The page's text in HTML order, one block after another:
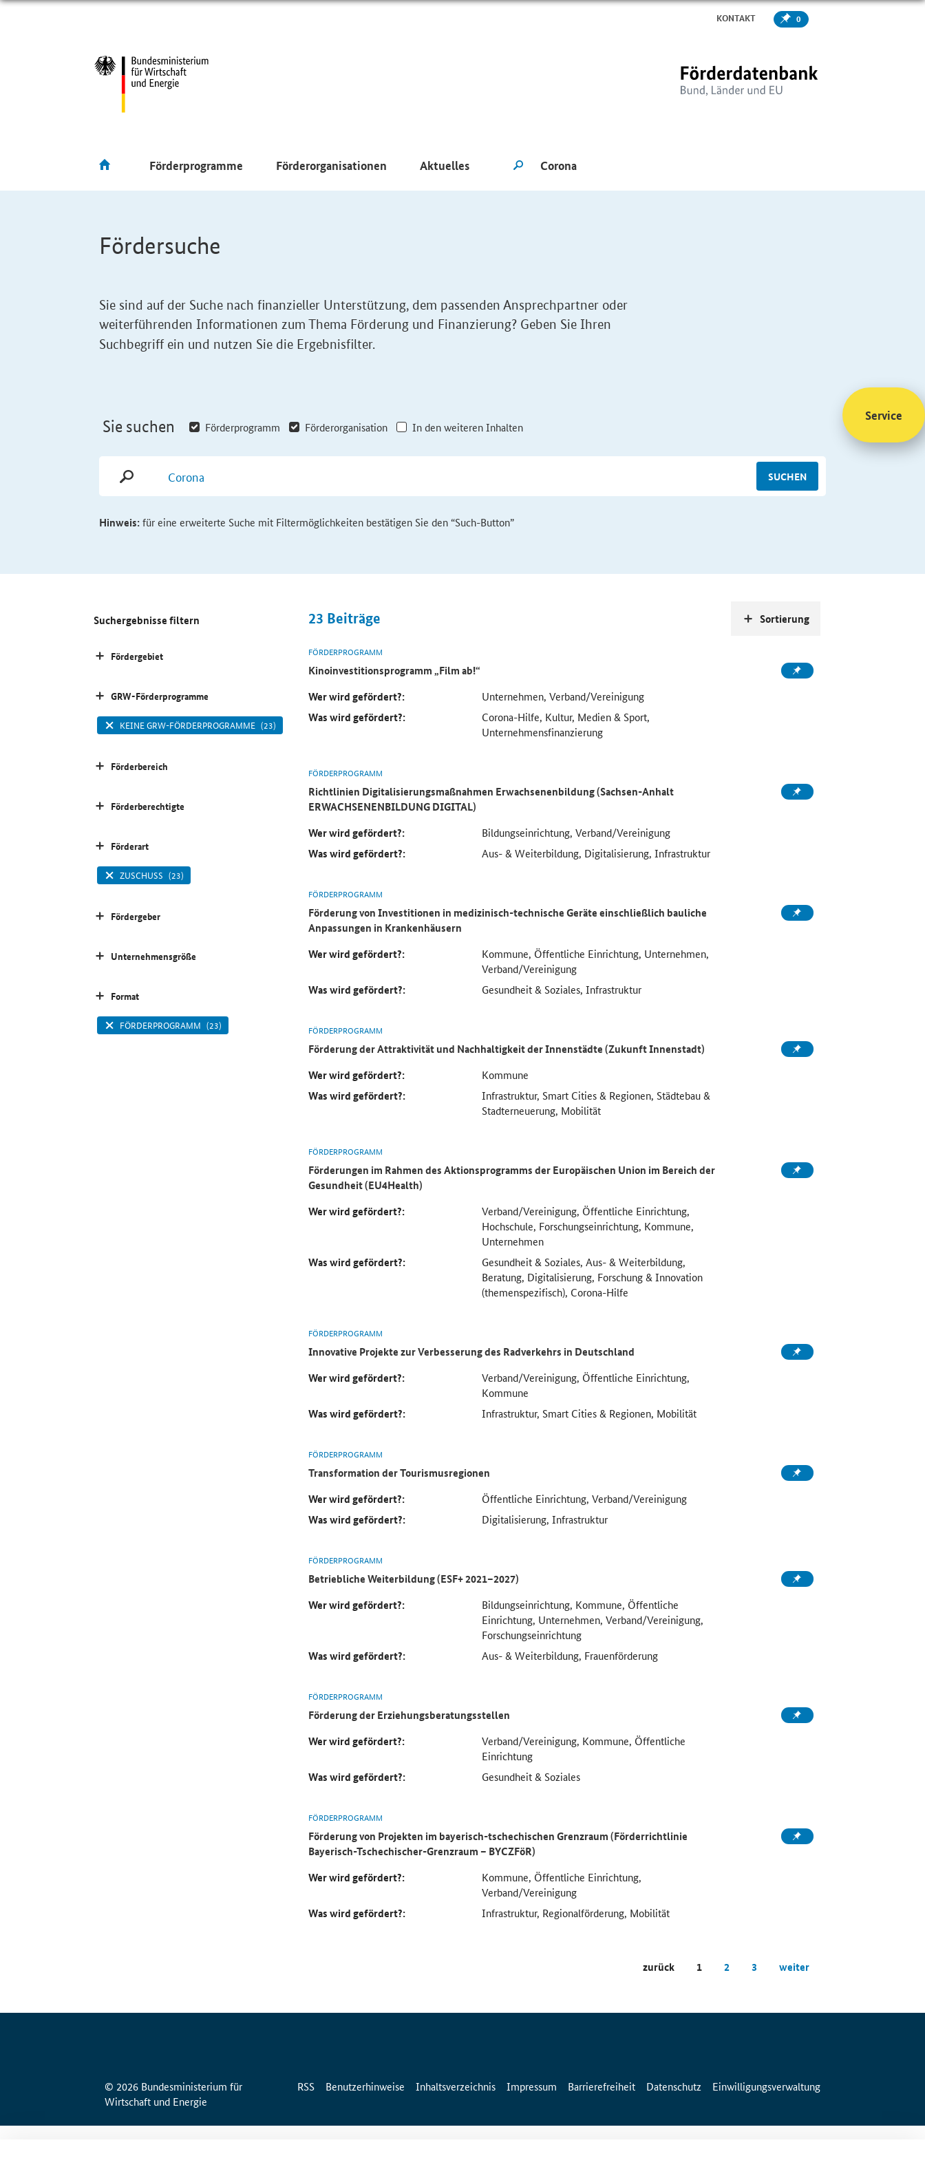
KONTAKT 0
Förderprogramme Förderorganisationen Aktuelles
Fördersuche
Sie sind auf der Suche nach finanzieller Unterstützung, dem passenden Ansprechpartner oder
weiterführenden Informationen zum Thema Förderung und Finanzierung? Geben Sie Ihren
Suchbegriff ein und nutzen Sie die Ergebnisfilter.
Sie suchen Förderprogramm Förderorganisation In den weiteren Inhalten
SUCHEN
Hinweis:für eine erweiterte Suche mit Filtermöglichkeiten bestätigen Sie den “Such-Button”
23 Beiträge
FÖRDERPROGRAMM
Kinoinvestitionsprogramm „Film ab!“
Wer wird gefördert?:
Unternehmen, Verband/Vereinigung
Was wird gefördert?:
Corona-Hilfe, Kultur, Medien & Sport,
Unternehmensfinanzierung
FÖRDERPROGRAMM
Richtlinien Digitalisierungsmaßnahmen Erwachsenenbildung (Sachsen-Anhalt
ERWACHSENENBILDUNG DIGITAL)
Wer wird gefördert?:
Bildungseinrichtung, Verband/Vereinigung
Was wird gefördert?: Aus- & Weiterbildung, Digitalisierung, Infrastruktur
FÖRDERPROGRAMM
Förderung von Investitionen in medizinisch-technische Geräte einschließlich bauliche
Anpassungen in Krankenhäusern
Wer wird gefördert?:
Kommune, Öffentliche Einrichtung, Unternehmen,
Verband/Vereinigung
Was wird gefördert?: Gesundheit & Soziales, Infrastruktur
FÖRDERPROGRAMM
Förderung der Attraktivität und Nachhaltigkeit der Innenstädte (Zukunft Innenstadt)
Wer wird gefördert?:
Kommune
Was wird gefördert?:
Infrastruktur, Smart Cities & Regionen, Städtebau &
Stadterneuerung, Mobilität
FÖRDERPROGRAMM
Förderungen im Rahmen des Aktionsprogramms der Europäischen Union im Bereich der
Gesundheit (EU4Health)
Wer wird gefördert?:
Verband/Vereinigung, Öffentliche Einrichtung,
Hochschule, Forschungseinrichtung, Kommune,
Unternehmen
Was wird gefördert?:
Gesundheit & Soziales, Aus- & Weiterbildung,
Beratung, Digitalisierung, Forschung & Innovation
(themenspezifisch), Corona-Hilfe
FÖRDERPROGRAMM
Innovative Projekte zur Verbesserung des Radverkehrs in Deutschland
Wer wird gefördert?:
Verband/Vereinigung, Öffentliche Einrichtung,
Kommune
Was wird gefördert?: Infrastruktur, Smart Cities & Regionen, Mobilität
FÖRDERPROGRAMM
Transformation der Tourismusregionen
Wer wird gefördert?:
Öffentliche Einrichtung, Verband/Vereinigung
Was wird gefördert?: Digitalisierung, Infrastruktur
FÖRDERPROGRAMM
Betriebliche Weiterbildung (ESF+ 2021–2027)
Wer wird gefördert?:
Bildungseinrichtung, Kommune, Öffentliche
Einrichtung, Unternehmen, Verband/Vereinigung,
Forschungseinrichtung
Was wird gefördert?: Aus- & Weiterbildung, Frauenförderung
FÖRDERPROGRAMM
Förderung der Erziehungsberatungsstellen
Wer wird gefördert?:
Verband/Vereinigung, Kommune, Öffentliche
Einrichtung
Was wird gefördert?: Gesundheit & Soziales
FÖRDERPROGRAMM
Förderung von Projekten im bayerisch-tschechischen Grenzraum (Förderrichtlinie
Bayerisch-Tschechischer-Grenzraum – BYCZFöR)
Wer wird gefördert?:
Kommune, Öffentliche Einrichtung,
Verband/Vereinigung
Was wird gefördert?: Infrastruktur, Regionalförderung, Mobilität
zurück 1 2 3 weiter
Sortierung
Suchergebnisse filtern
Fördergebiet
GRW-Förderprogramme
KEINE GRW-FÖRDERPROGRAMME (23)
Förderbereich
Förderberechtigte
Förderart
ZUSCHUSS (23)
Fördergeber
Unternehmensgröße
Format
FÖRDERPROGRAMM (23)
Service
© 2026 Bundesministerium für
Wirtschaft und Energie
RSS Benutzerhinweise Inhaltsverzeichnis Impressum Barrierefreiheit Datenschutz Einwilligungsverwaltung